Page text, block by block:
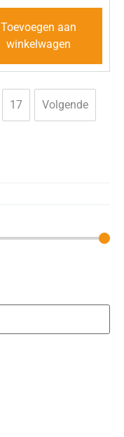
Toevoegen aan
winkelwagen
17 Volgende